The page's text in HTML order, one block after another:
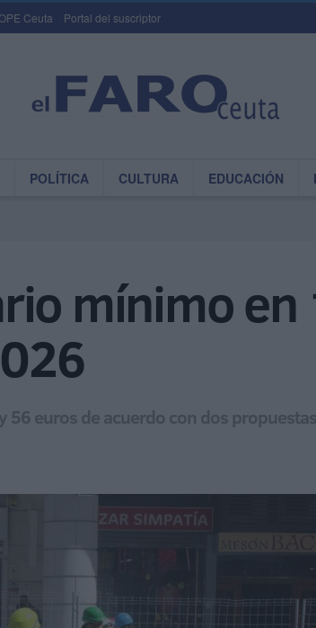
Ceuta Portal del suscriptor
POLÍTICA CULTURA EDUCACIÓN
mínimo
56 euros de acuerdo con dos